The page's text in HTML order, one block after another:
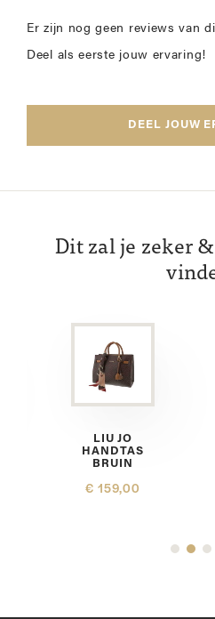
Er zijn nog geen reviews van
Deel als eerste jouw ervaring!
DEEL JOUW
Dit zal je zeker
LIU JO
HANDTAS
BRUIN
€ 159,00